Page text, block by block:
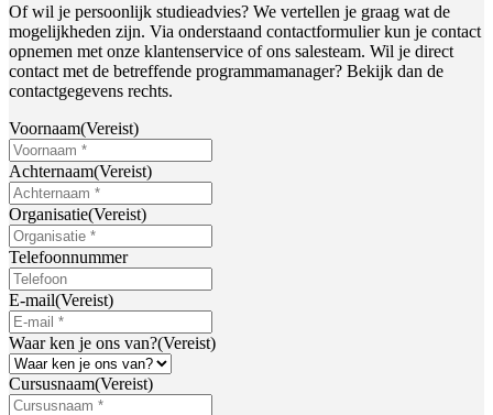
Of wil je persoonlijk studieadvies? We vertellen je graag wat de
mogelijkheden zijn. Via onderstaand contactformulier kun je contact
opnemen met onze klantenservice of ons salesteam. Wil je direct
contact met de betreffende programmamanager? Bekijk dan de
contactgegevens rechts.
Voornaam(Vereist)
Achternaam(Vereist)
Organisatie(Vereist)
Telefoonnummer
E-mail(Vereist)
Waar ken je ons van?(Vereist)
Cursusnaam(Vereist)